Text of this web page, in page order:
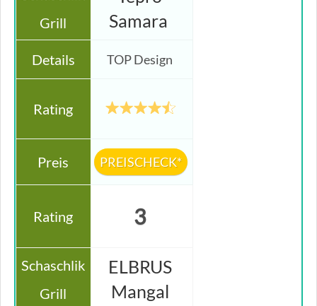
Samara
TOP Design
PREISCHECK*
3
ELBRUS
Mangal